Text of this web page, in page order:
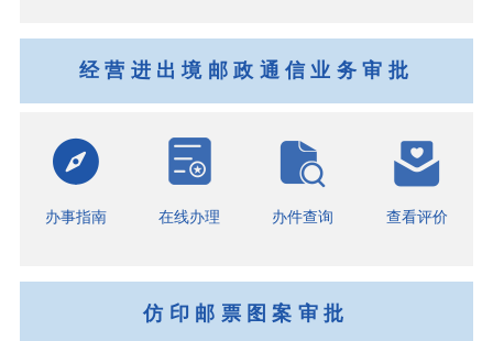
经营进出境邮政通信业务审批
办事指南 在线办理 办件查询 查看评价
仿印邮票图案审批